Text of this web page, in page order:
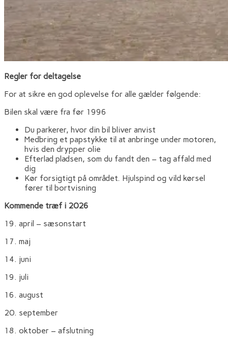
Regler for deltagelse
For at sikre en god oplevelse for alle gælder følgende:
Bilen skal være fra før 1996
Du parkerer, hvor din bil bliver anvist
Medbring et papstykke til at anbringe under motoren,
hvis den drypper olie
Efterlad pladsen, som du fandt den – tag affald med
dig
Kør forsigtigt på området. Hjulspind og vild kørsel
fører til bortvisning
Kommende træf i 2026
19. april – sæsonstart
17. maj
14. juni
19. juli
16. august
20. september
18. oktober – afslutning